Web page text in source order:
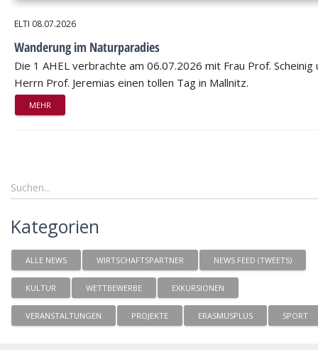
ELTI 08.07.2026
Wanderung im Naturparadies
Die 1 AHEL verbrachte am 06.07.2026 mit Frau Prof. Scheinig
Herrn Prof. Jeremias einen tollen Tag in Mallnitz.
MEHR
Kategorien
ALLE NEWS WIRTSCHAFTSPARTNER NEWS FEED (TWEETS)
KULTUR WETTBEWERBE EXKURSIONEN
VERANSTALTUNGEN PROJEKTE ERASMUSPLUS SPORT